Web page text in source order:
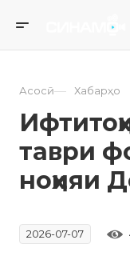
Асосӣ — Хабарҳо
таври
ноҳияи
2026-07-07